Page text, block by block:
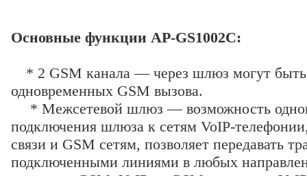
Основные функции AP-GS1002C:
* 2 GSM канала — через шлюз могут быть
одновременных GSM вызова.
* Межсетевой шлюз — возможность
подключения шлюза к сетям VoIP-
связи и GSM сетям, позволяет передавать
подключенными линиями в любых